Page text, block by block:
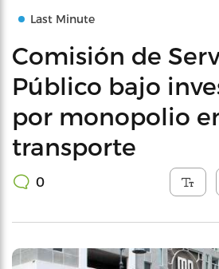
Last Minute
Comisión de
Público bajo
por monopolio
transporte
0